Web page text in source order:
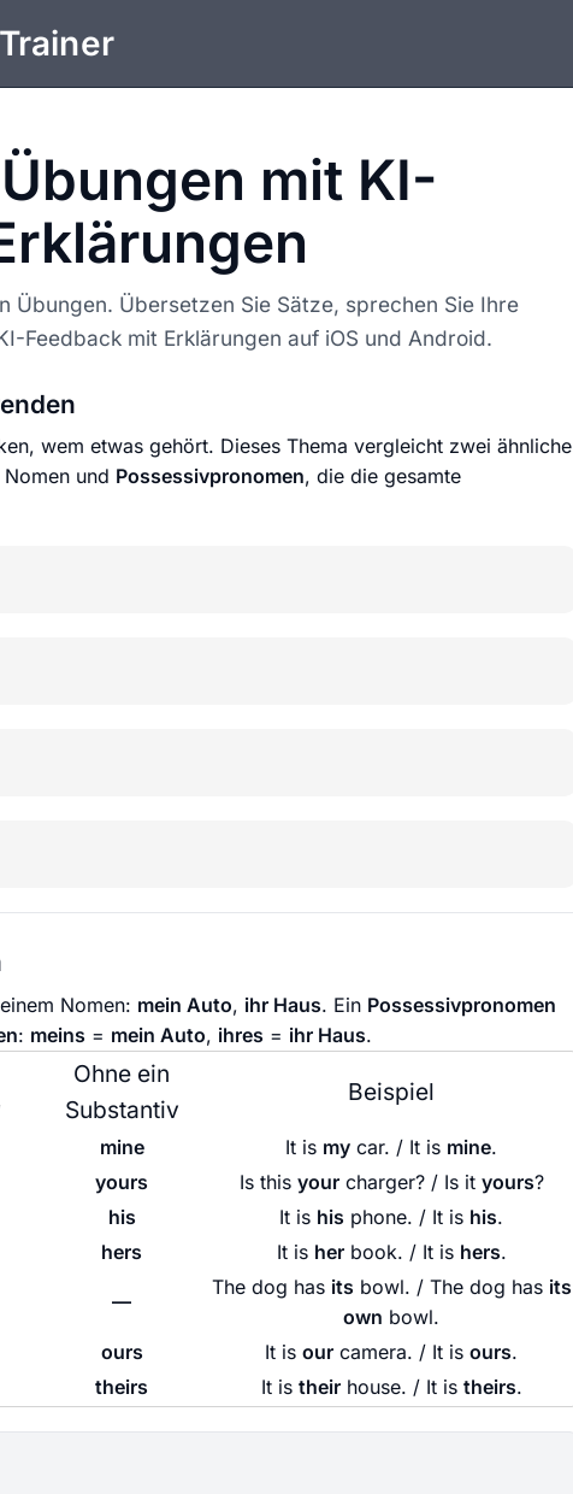
mit KI-
Übungen. Übersetzen Sie Sätze, sprechen Sie Ihre
Feedback mit Erklärungen auf iOS und Android.
wem etwas gehört. Dieses Thema vergleicht zwei ähnliche
und Possessivpronomen, die die gesamte
Nomen: mein Auto, ihr Haus. Ein Possessivpronomen
: meins = mein Auto, ihres = ihr Haus.
Ohne ein
Substantiv
Beispiel
mine It is my car. / It is mine.
yours Is this yourcharger? / Is it yours?
his It is his phone. / It is his.
hers It is herbook. / It is hers.
—
The dog has its bowl. / The dog has its
own bowl.
ours It is our camera. / It is ours.
theirs It is theirhouse. / It is theirs.